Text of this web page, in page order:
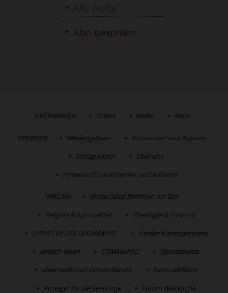
Alle Hefte
Abo bestellen
KATEGORIEN: Online Hefte Abos
SERVICES: Wiedergelesen
Autorinnen und Autoren
Schlagwörter
Über uns
Hinweise für Autorinnen und Autoren
VERLAG:
Media Sales Stimmen der Zeit
Religion & Spiritualität
Theologie & Pastoral
CHRIST IN DER GEGENWART
Herder Korrespondenz
einfach leben
COMMUNIO
Gottesdienst
Ideenwerkstatt Gottesdienste
Pastoralblätter
Anzeiger für die Seelsorge
Forum Weltkirche